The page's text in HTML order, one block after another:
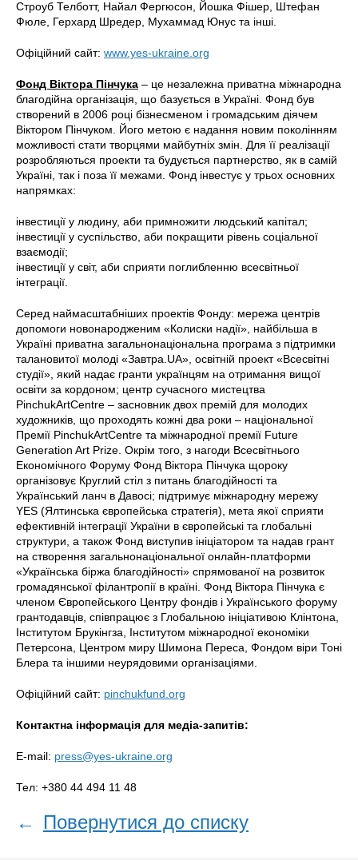
Строуб Телботт, Найал Фергюсон, Йошка Фішер, Штефан
Фюле, Герхард Шредер, Мухаммад Юнус та інші.
Офіційний сайт: www.yes-ukraine.org
Фонд Віктора Пінчука – це незалежна приватна міжнародна
благодійна організація, що базується в Україні. Фонд був
створений в 2006 році бізнесменом і громадським діячем
Віктором Пінчуком. Його метою є надання новим поколінням
можливості стати творцями майбутніх змін. Для її реалізації
розробляються проекти та будується партнерство, як в самій
Україні, так і поза її межами. Фонд інвестує у трьох основних
напрямках:
інвестиції у людину, аби примножити людський капітал;
інвестиції у суспільство, аби покращити рівень соціальної
взаємодії;
інвестиції у світ, аби сприяти поглибленню всесвітньої
інтеграції.
Серед наймасштабніших проектів Фонду: мережа центрів
допомоги новонародженим «Колиски надії», найбільша в
Україні приватна загальнонаціональна програма з підтримки
талановитої молоді «Завтра.UA», освітній проект «Всесвітні
студії», який надає гранти українцям на отримання вищої
освіти за кордоном; центр сучасного мистецтва
PinchukArtCentre – засновник двох премій для молодих
художників, що проходять кожні два роки – національної
Премії PinchukArtCentre та міжнародної премії Future
Generation Art Prize. Окрім того, з нагоди Всесвітнього
Економічного Форуму Фонд Віктора Пінчука щороку
організовує Круглий стіл з питань благодійності та
Український ланч в Давосі; підтримує міжнародну мережу
YES (Ялтинська європейська стратегія), мета якої сприяти
ефективній інтеграції України в європейські та глобальні
структури, а також Фонд виступив ініціатором та надав грант
на створення загальнонаціональної онлайн-платформи
«Українська біржа благодійності» спрямованої на розвиток
громадянської філантропії в країні. Фонд Віктора Пінчука є
членом Європейського Центру фондів і Українського форуму
грантодавців, співпрацює з Глобальною ініціативою Клінтона,
Інститутом Брукінгза, Інститутом міжнародної економіки
Петерсона, Центром миру Шимона Переса, Фондом віри Тоні
Блера та іншими неурядовими організаціями.
Офіційний сайт: pinchukfund.org
Контактна інформація для медіа-запитів:
E-mail: press@yes-ukraine.org
Тел: +380 44 494 11 48
← Повернутися до списку